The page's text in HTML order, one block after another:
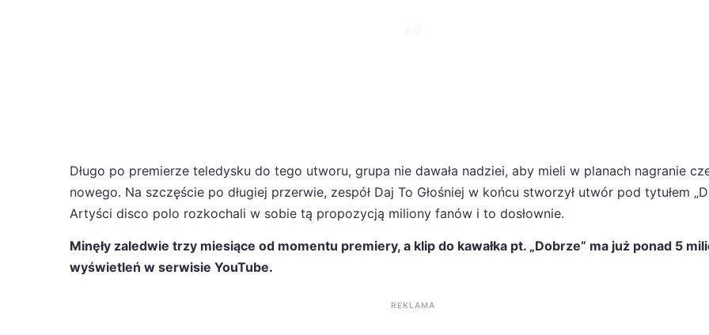
Długo po premierze teledysku do tego utworu, grupa nie dawała nadziei, aby mieli w planach nagranie
nowego. Na szczęście po długiej przerwie, zespół Daj To Głośniej w końcu stworzył utwór pod tytułem
Artyści disco polo rozkochali w sobie tą propozycją miliony fanów i to dosłownie.
Minęły zaledwie trzy miesiące od momentu premiery, a klip do kawałka pt. „Dobrze” ma już ponad 5
wyświetleń w serwisie YouTube.
REKLAMA